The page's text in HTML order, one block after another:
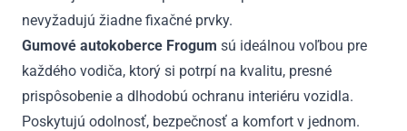
nevyžadujú žiadne fixačné prvky.
Gumové autokoberce Frogum sú ideálnou voľbou pre
každého vodiča, ktorý si potrpí na kvalitu, presné
prispôsobenie a dlhodobú ochranu interiéru vozidla.
Poskytujú odolnosť, bezpečnosť a komfort v jednom.